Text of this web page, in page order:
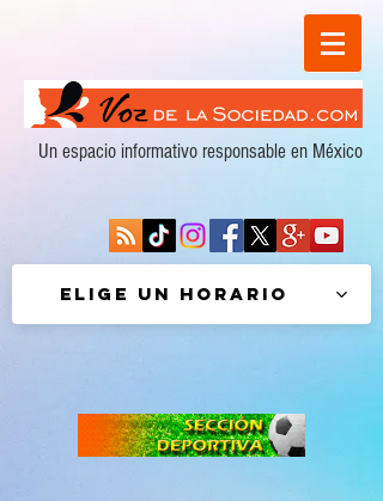
Un espacio informativo responsable en México
Elige un horario